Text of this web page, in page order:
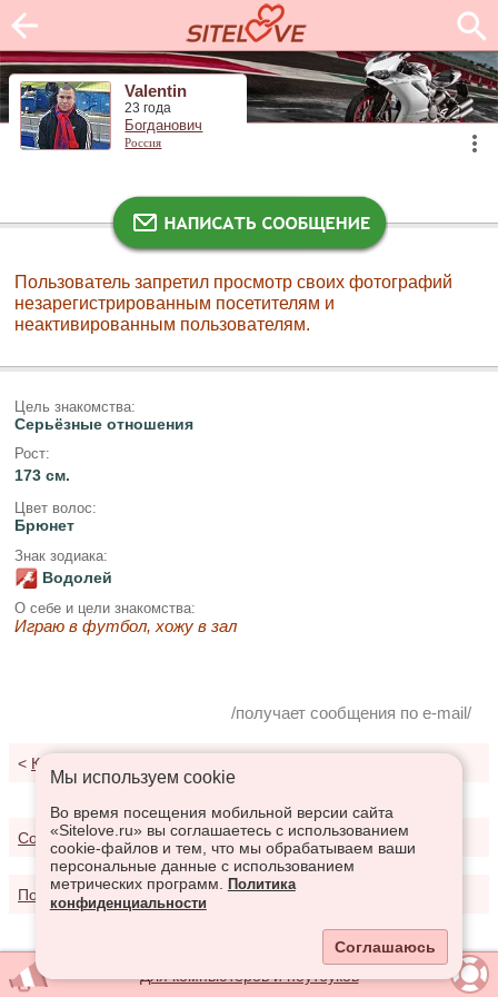
Valentin
23 года
Богданович
Россия
Пользователь запретил просмотр своих фотографий
незарегистрированным посетителям и
неактивированным пользователям.
Цель знакомства:
Серьёзные отношения
Рост:
173 см.
Цвет волос:
Брюнет
Знак зодиака:
Водолей
О себе и цели знакомства:
Играю в футбол, хожу в зал
/получает сообщения по e-mail/
< К результатам поиска
Соглашение о предоставлении услуг
Политика конфиденциальности
Мы используем сookie
Во время посещения мобильной версии сайта
«Sitelove.ru» вы соглашаетесь с использованием
cookie-файлов и тем, что мы обрабатываем ваши
персональные данные с использованием
метрических программ.
Политика
конфиденциальности
Соглашаюсь
Для компьютеров и ноутбуков